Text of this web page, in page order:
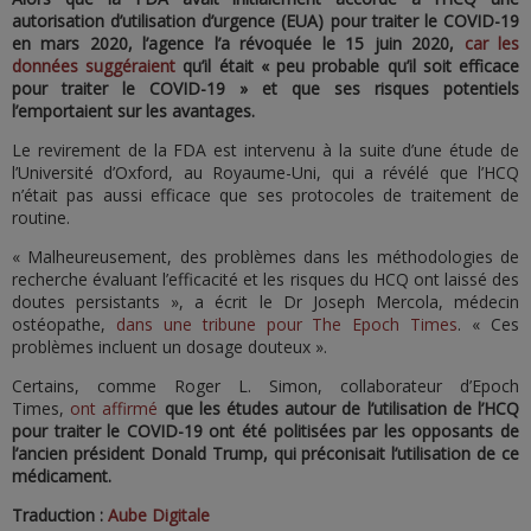
autorisation d’utilisation d’urgence (EUA) pour traiter le COVID-19
en mars 2020, l’agence l’a révoquée le 15 juin 2020, car les
données suggéraient qu’il était « peu probable qu’il soit efficace
pour traiter le COVID-19 » et que ses risques potentiels
l’emportaient sur les avantages.
Le revirement de la FDA est intervenu à la suite d’une étude de
l’Université d’Oxford, au Royaume-Uni, qui a révélé que l’HCQ
n’était pas aussi efficace que ses protocoles de traitement de
routine.
« Malheureusement, des problèmes dans les méthodologies de
recherche évaluant l’efficacité et les risques du HCQ ont laissé des
doutes persistants », a écrit le Dr Joseph Mercola, médecin
ostéopathe, dans une tribune pour The Epoch Times. « Ces
problèmes incluent un dosage douteux ».
Certains, comme Roger L. Simon, collaborateur d’Epoch
Times, ont affirmé que les études autour de l’utilisation de l’HCQ
pour traiter le COVID-19 ont été politisées par les opposants de
l’ancien président Donald Trump, qui préconisait l’utilisation de ce
médicament.
Traduction : Aube Digitale